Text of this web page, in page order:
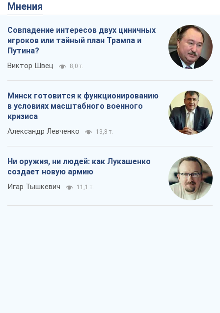
Мнения
Совпадение интересов двух циничных
игроков или тайный план Трампа и
Путина?
Виктор Швец 8,0 т.
Минск готовится к функционированию
в условиях масштабного военного
кризиса
Александр Левченко 13,8 т.
Ни оружия, ни людей: как Лукашенко
создает новую армию
Игар Тышкевич 11,1 т.